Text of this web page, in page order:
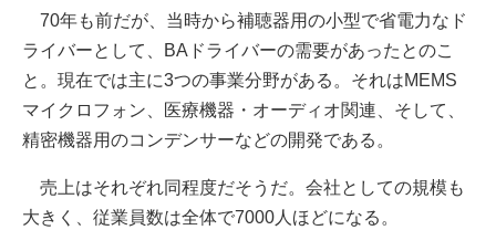
70年も前だが、当時から補聴器用の小型で省電力なド
ライバーとして、BAドライバーの需要があったとのこ
と。現在では主に3つの事業分野がある。それはMEMS
マイクロフォン、医療機器・オーディオ関連、そして、
精密機器用のコンデンサーなどの開発である。
売上はそれぞれ同程度だそうだ。会社としての規模も
大きく、従業員数は全体で7000人ほどになる。